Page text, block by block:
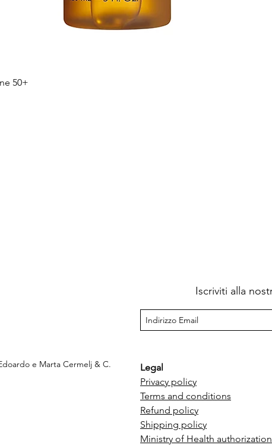
50+
e Marta Cermelj & C.
Iscriviti alla
Legal
Privacy policy
Terms and conditions
Refund policy
Shipping policy
Ministry of Health authorization